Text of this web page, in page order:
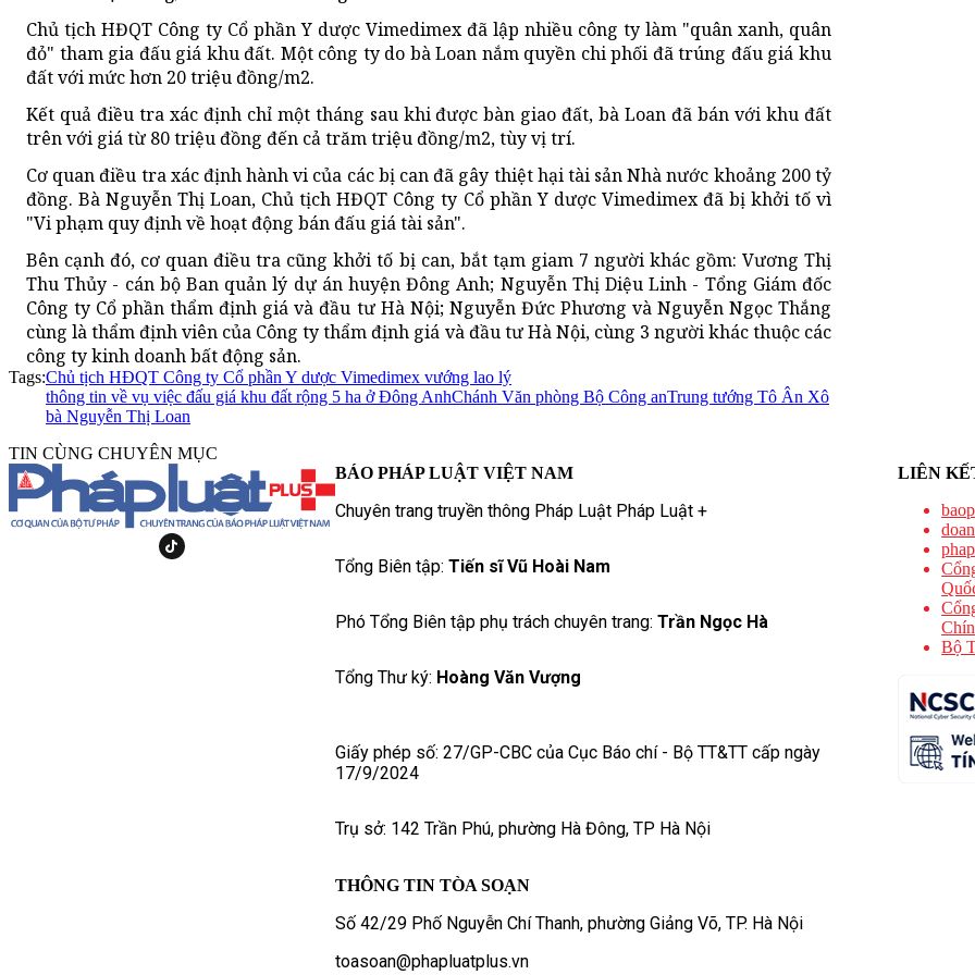
Chủ tịch HĐQT Công ty Cổ phần Y dược Vimedimex đã lập nhiều công ty làm "quân xanh, quân
đỏ" tham gia đấu giá khu đất. Một công ty do bà Loan nắm quyền chi phối đã trúng đấu giá khu
đất với mức hơn 20 triệu đồng/m2.
Kết quả điều tra xác định chỉ một tháng sau khi được bàn giao đất, bà Loan đã bán với khu đất
trên với giá từ 80 triệu đồng đến cả trăm triệu đồng/m2, tùy vị trí.
Cơ quan điều tra xác định hành vi của các bị can đã gây thiệt hại tài sản Nhà nước khoảng 200 tỷ
đồng. Bà Nguyễn Thị Loan, Chủ tịch HĐQT Công ty Cổ phần Y dược Vimedimex đã bị khởi tố vì
"Vi phạm quy định về hoạt động bán đấu giá tài sản".
Bên cạnh đó, cơ quan điều tra cũng khởi tố bị can, bắt tạm giam 7 người khác gồm: Vương Thị
Thu Thủy - cán bộ Ban quản lý dự án huyện Đông Anh; Nguyễn Thị Diệu Linh - Tổng Giám đốc
Công ty Cổ phần thẩm định giá và đầu tư Hà Nội; Nguyễn Đức Phương và Nguyễn Ngọc Thắng
cùng là thẩm định viên của Công ty thẩm định giá và đầu tư Hà Nội, cùng 3 người khác thuộc các
công ty kinh doanh bất động sản.
Tags:Chủ tịch HĐQT Công ty Cổ phần Y dược Vimedimex vướng lao lý
thông tin về vụ việc đấu giá khu đất rộng 5 ha ở Đông AnhChánh Văn phòng Bộ Công anTrung tướng Tô Ân Xô
bà Nguyễn Thị Loan
TIN CÙNG CHUYÊN MỤC
BÁO PHÁP LUẬT VIỆT NAM
Chuyên trang truyền thông Pháp Luật Pháp Luật +
Tổng Biên tập: Tiến sĩ Vũ Hoài Nam
Phó Tổng Biên tập phụ trách chuyên trang: Trần Ngọc Hà
Tổng Thư ký: Hoàng Văn Vượng
Giấy phép số: 27/GP-CBC của Cục Báo chí - Bộ TT&TT cấp ngày
17/9/2024
Trụ sở: 142 Trần Phú, phường Hà Đông, TP Hà Nội
THÔNG TIN TÒA SOẠN
Số 42/29 Phố Nguyễn Chí Thanh, phường Giảng Võ, TP. Hà Nội
toasoan@phapluatplus.vn
LIÊN
Bộ